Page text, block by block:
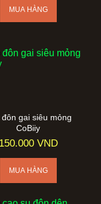
đôn gai siêu mỏng
CoBiiy
150.000 VND